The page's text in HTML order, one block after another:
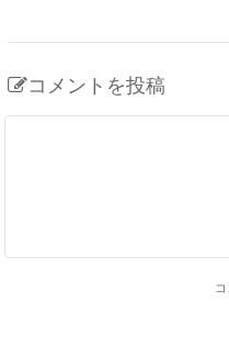
コメントを投稿